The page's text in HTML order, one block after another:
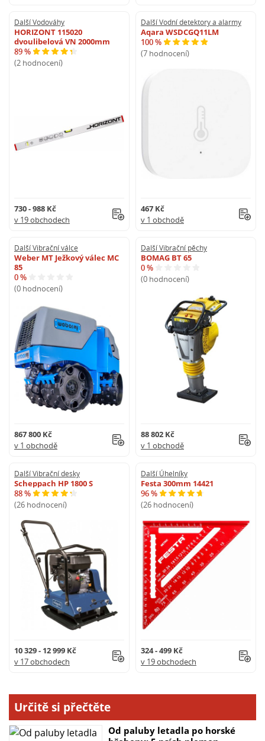
Další Vodováhy
HORIZONT 115020
dvoulibelová VN 2000mm
89 %
(2 hodnocení)
730 - 988 Kč
v 19 obchodech
Další Vodní detektory a alarmy
Aqara WSDCGQ11LM
100 %
(7 hodnocení)
467 Kč
v 1 obchodě
Další Vibrační válce
Weber MT Ježkový válec MC
85
0 %
(0 hodnocení)
867 800 Kč
v 1 obchodě
Další Vibrační pěchy
BOMAG BT 65
0 %
(0 hodnocení)
88 802 Kč
v 1 obchodě
Další Vibrační desky
Scheppach HP 1800 S
88 %
(26 hodnocení)
10 329 - 12 999 Kč
v 17 obchodech
Další Úhelníky
Festa 300mm 14421
96 %
(26 hodnocení)
324 - 499 Kč
v 19 obchodech
Určitě si přečtěte
Od paluby letadla po horské